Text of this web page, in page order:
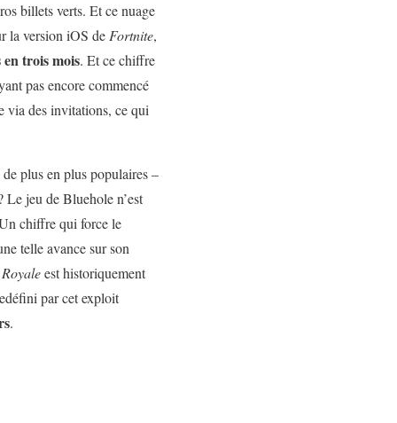
billets verts. Et ce nuage
la version iOS de Fortnite,
trois mois. Et ce chiffre
pas encore commencé
via des invitations, ce qui
de plus en plus populaires –
Le jeu de Bluehole n’est
chiffre qui force le
telle avance sur son
est historiquement
par cet exploit
.